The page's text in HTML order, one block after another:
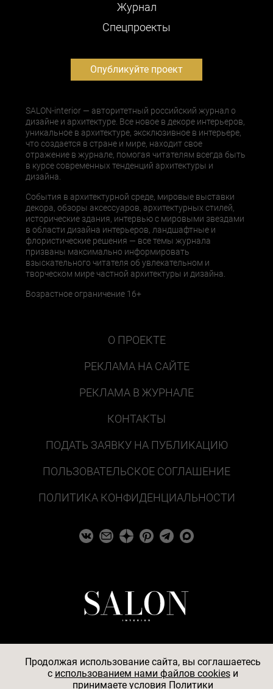
Журнал
Cпецпроекты
Опубликуйте проект
SALON-interior — авторитетный российский журнал о
дизайне и архитектуре. Все новое в декоре интерьеров,
уникальное в архитектуре, эксклюзивное в интерьере,
что создается в стране и мире, находит свое
отражение в журнале, помогая читателям всегда быть
в курсе современных тенденций архитектуры и
дизайна.
События в архитектурной среде, мировые выставки
декора, обзоры аксессуаров, архитектурных стилей,
исторические здания, интервью с мировыми звездами
в области дизайна интерьеров, ландшафтные и
флористические решения — все темы журнала
призваны максимально информировать
взыскательного читателя об увлекательном и
творческом мире частной архитектуры и дизайна.
Возрастное ограничение 16+
О ПРОЕКТЕ
РЕКЛАМА НА САЙТЕ
РЕКЛАМА В ЖУРНАЛЕ
КОНТАКТЫ
ПОДАТЬ ЗАЯВКУ НА ПУБЛИКАЦИЮ
ПОЛЬЗОВАТЕЛЬСКОЕ СОГЛАШЕНИЕ
ПОЛИТИКА КОНФИДЕНЦИАЛЬНОСТИ
© 2026
Продолжая использование сайта, вы соглашаетесь
c использованием нами файлов cookiesи
принимаете условия Политики